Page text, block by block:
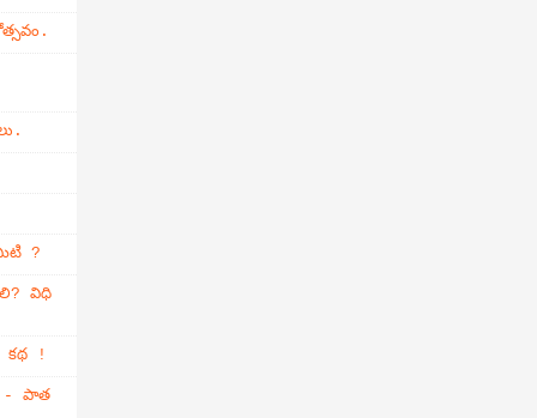
?
విధి
కథ !
- పాత